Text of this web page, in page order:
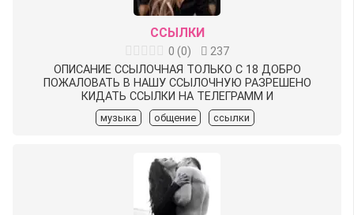
ССЫЛКИ
0 (0)
237
ОПИСАНИЕ ССЫЛОЧНАЯ ТОЛЬКО С 18 ДОБРО
ПОЖАЛОВАТЬ В НАШУ ССЫЛОЧНУЮ РАЗРЕШЕНО
КИДАТЬ ССЫЛКИ НА ТЕЛЕГРАММ И
музыка общение ссылки